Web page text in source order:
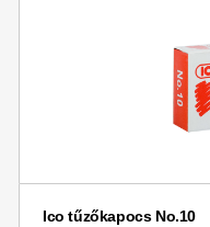
Ico tűzőkapocs No.10